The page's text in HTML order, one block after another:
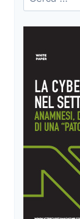
per: